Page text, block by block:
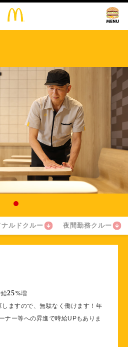
ナルドクルー 夜間勤務クルー
25%増
しますので、無駄なく働けます！年
ナー等への昇進で時給UPもありま